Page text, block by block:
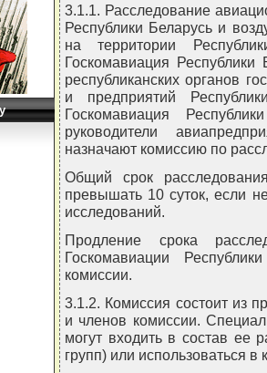
3.1.1. Расследование
Республики Беларусь и
на территории
Госкомавиация Республики
республиканских органов
и предприятий
Госкомавиация
руководители
назначают комиссию по
Общий срок
превышать 10 суток, если
исследований.
Продление срока
Госкомавиации
комиссии.
3.1.2. Комиссия состоит из
и членов комиссии.
могут входить в состав ее
групп) или использоваться в